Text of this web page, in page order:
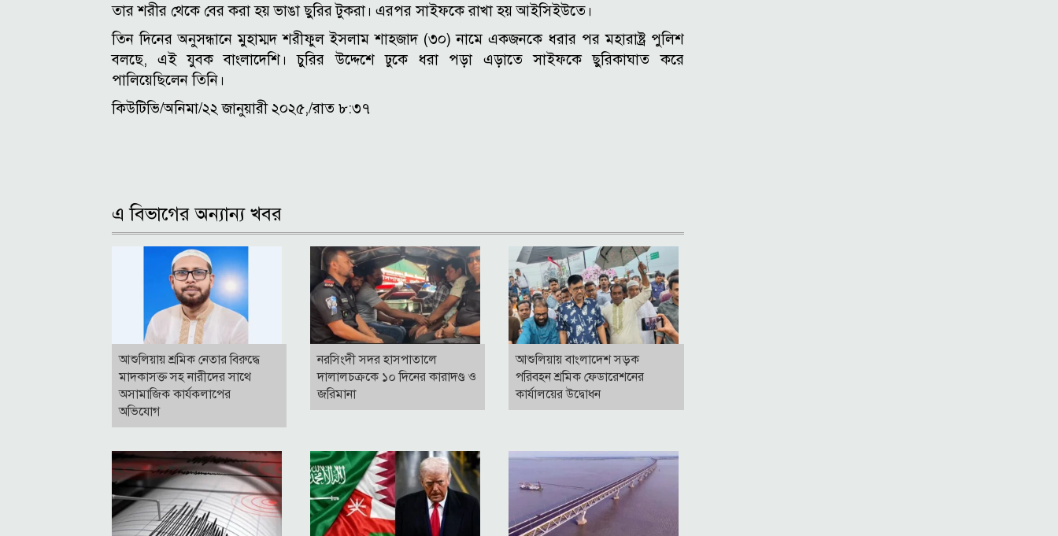
তার শরীর থেকে বের করা হয় ভাঙা ছুরির টুকরা। এরপর সাইফকে রাখা হয় আইসিইউতে।
তিন দিনের অনুসন্ধানে মুহাম্মদ শরীফুল ইসলাম শাহজাদ (৩০) নামে একজনকে ধরার পর মহারাষ্ট্র পুলিশ
বলছে, এই যুবক বাংলাদেশি। চুরির উদ্দেশে ঢুকে ধরা পড়া এড়াতে সাইফকে ছুরিকাঘাত করে
পালিয়েছিলেন তিনি।
কিউটিভি/অনিমা/২২ জানুয়ারী ২০২৫,/রাত ৮:৩৭
এ বিভাগের অন্যান্য খবর
আশুলিয়ায় শ্রমিক নেতার বিরুদ্ধে
মাদকাসক্ত সহ নারীদের সাথে
অসামাজিক কার্যকলাপের
অভিযোগ
নরসিংদী সদর হাসপাতালে
দালালচক্রকে ১০ দিনের কারাদণ্ড ও
জরিমানা
আশুলিয়ায় বাংলাদেশ সড়ক
পরিবহন শ্রমিক ফেডারেশনের
কার্যালয়ের উদ্বোধন